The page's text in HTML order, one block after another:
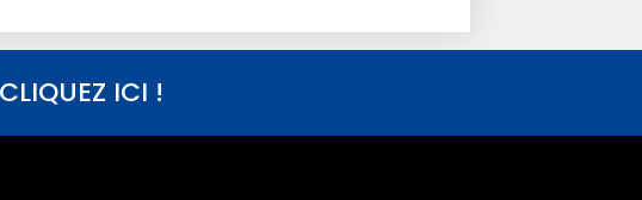
ICI !